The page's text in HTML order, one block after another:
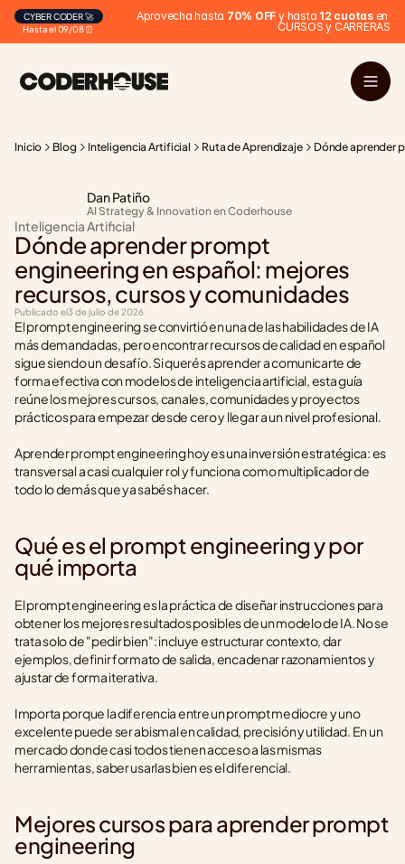
Hasta el 09/08 ⏰
CYBER CODER 🚀 Aprovecha hasta 70% OFF y hasta 12 cuotas en
CURSOS y CARRERAS
Inicio Blog Inteligencia Artificial Ruta de Aprendizaje Dónde aprender
Dan Patiño
AI Strategy & Innovation en Coderhouse
Inteligencia Artificial
Dónde aprender prompt
engineering en español: mejores
recursos, cursos y comunidades
Publicado el3 de julio de 2026
El prompt engineering se convirtió en una de las habilidades de IA
más demandadas, pero encontrar recursos de calidad en español
sigue siendo un desafío. Si querés aprender a comunicarte de
forma efectiva con modelos de inteligencia artificial, esta guía
reúne los mejores cursos, canales, comunidades y proyectos
prácticos para empezar desde cero y llegar a un nivel profesional.
Aprender prompt engineering hoy es una inversión estratégica: es
transversal a casi cualquier rol y funciona como multiplicador de
todo lo demás que ya sabés hacer.
Qué es el prompt engineering y por
qué importa
El prompt engineering es la práctica de diseñar instrucciones para
obtener los mejores resultados posibles de un modelo de IA. No se
trata solo de "pedir bien": incluye estructurar contexto, dar
ejemplos, definir formato de salida, encadenar razonamientos y
ajustar de forma iterativa.
Importa porque la diferencia entre un prompt mediocre y uno
excelente puede ser abismal en calidad, precisión y utilidad. En un
mercado donde casi todos tienen acceso a las mismas
herramientas, saber usarlas bien es el diferencial.
Mejores cursos para aprender prompt
engineering